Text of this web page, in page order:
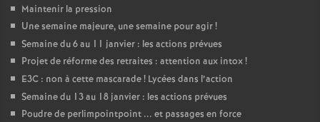
Maintenir la pression
Une semaine majeure, une semaine pour agir!
Semaine du 6 au 11 janvier : les actions prévues
Projet de réforme des retraites : attention aux intox!
E3C : non à cette mascarade! Lycées dans l’action
Semaine du 13 au 18 janvier : les actions prévues
Poudre de perlimpointpoint ... et passages en force